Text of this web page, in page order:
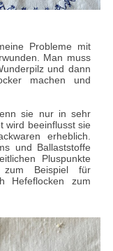
Probleme mit
Man muss
und dann
machen und
sie nur in sehr
wird beeinflusst sie
erheblich.
und Ballaststoffe
Pluspunkte
zum Beispiel für
Hefeflocken zum